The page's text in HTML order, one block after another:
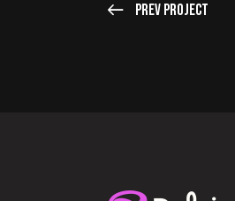
Prev Project